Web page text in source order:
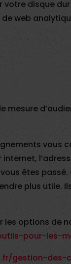
disque
web
mesure
vous
êtes passé.
plus utile.
les options de
pour-les-
gestion-des-